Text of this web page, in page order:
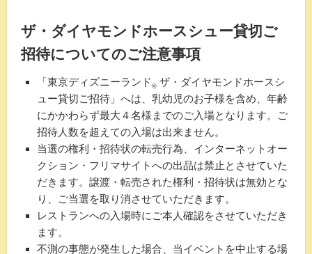
ザ・ダイヤモンドホースシュー貸切ご
招待についてのご注意事項
「東京ディズニーランド ® ザ・ダイヤモンドホースシ
ュー貸切ご招待」へは、乳幼児のお子様を含め、年齢
にかかわらず最大４名様までのご入場となります。ご
招待人数を超えての入場は出来ません。
当選の権利・招待状の転売行為、インターネットオー
クション・フリマサイトへの出品は禁止とさせていた
だきます。譲渡・転売された権利・招待状は無効とな
り、ご当選を取り消させていただきます。
レストランへの入場時にご本人確認をさせていただき
ます。
不測の事態が発生した場合、当イベントを中止する場